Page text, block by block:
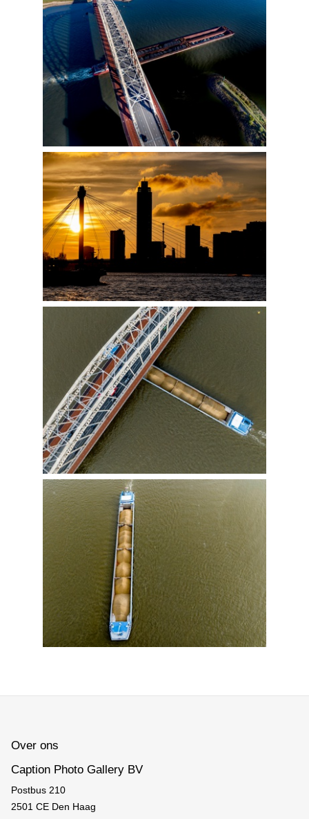
Over ons
Caption Photo Gallery BV
Postbus 210
2501 CE Den Haag